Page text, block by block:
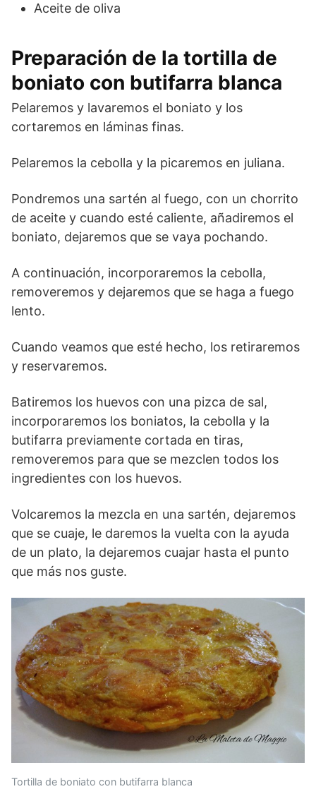
Aceite de oliva
Preparación de la tortilla de
boniato con butifarra blanca
Pelaremos y lavaremos el boniato y los
cortaremos en láminas finas.
Pelaremos la cebolla y la picaremos en juliana.
Pondremos una sartén al fuego, con un chorrito
de aceite y cuando esté caliente, añadiremos el
boniato, dejaremos que se vaya pochando.
A continuación, incorporaremos la cebolla,
removeremos y dejaremos que se haga a fuego
lento.
Cuando veamos que esté hecho, los retiraremos
y reservaremos.
Batiremos los huevos con una pizca de sal,
incorporaremos los boniatos, la cebolla y la
butifarra previamente cortada en tiras,
removeremos para que se mezclen todos los
ingredientes con los huevos.
Volcaremos la mezcla en una sartén, dejaremos
que se cuaje, le daremos la vuelta con la ayuda
de un plato, la dejaremos cuajar hasta el punto
que más nos guste.
Tortilla de boniato con butifarra blanca